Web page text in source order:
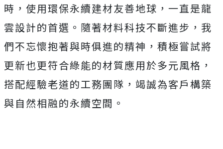
時，使用環保永續建材友善地球，一直是龍
雲設計的首選。隨著材料科技不斷進步，我
們不忘懷抱著與時俱進的精神，積極嘗試將
更新也更符合綠能的材質應用於多元風格，
搭配經驗老道的工務團隊，竭誠為客戶構築
與自然相融的永續空間。